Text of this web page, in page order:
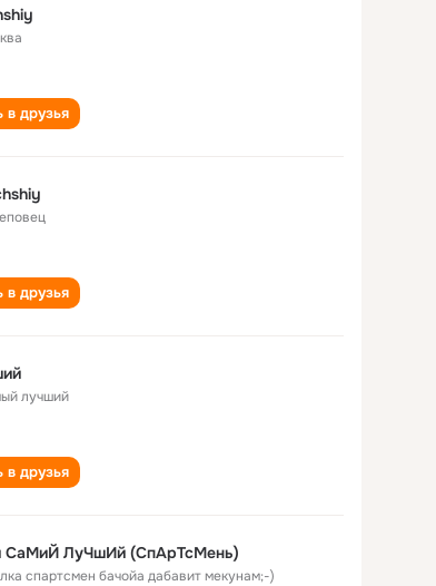
в друзья
в друзья
лучший
в друзья
СаМиЙ ЛуЧшИй (СпАрТсМень)
спартсмен бачойа дабавит мекунам;-)